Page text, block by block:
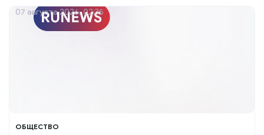
ОБЩЕСТВО
07 августа 2026, 02:35